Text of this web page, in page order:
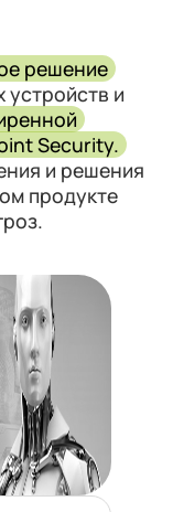
решение
и
Security.
и решения
продукте